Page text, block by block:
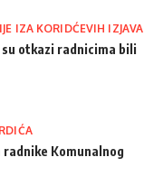
IZA KORIDĆEVIH IZJAVA
otkazi radnicima bili
Komunalnog